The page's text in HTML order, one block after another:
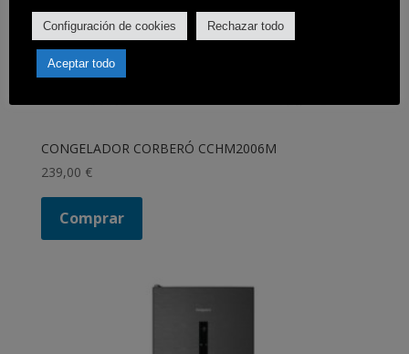
CONGELADOR CORBERÓ CCHM2006M
239,00 €
Comprar
Configuración de cookies Rechazar todo
Aceptar todo